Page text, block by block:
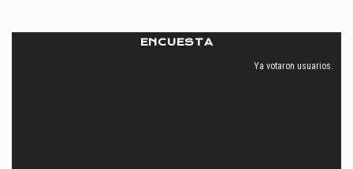
ENCUESTA
Ya votaron usuarios.